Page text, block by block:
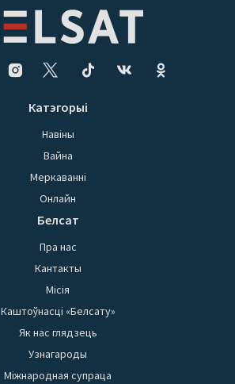
Катэгорыі
Навіны
Вайна
Меркаванні
Онлайн
Белсат
Пра нас
Кантакты
Місія
Каштоўнасці «Белсату»
Як нас глядзець
Узнагароды
Міжнародная супраца